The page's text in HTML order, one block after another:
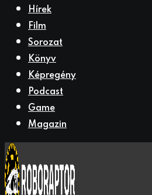
Hírek
Film
Sorozat
Könyv
Képregény
Podcast
Game
Magazin